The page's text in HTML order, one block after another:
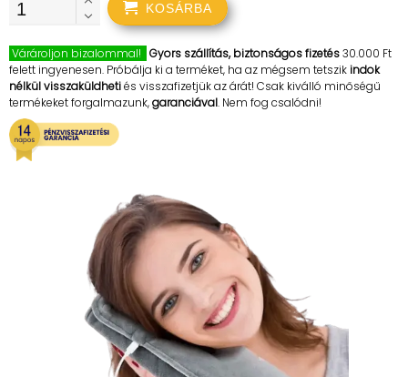
KOSÁRBA
Várároljon bizalommal! Gyors szállítás, biztonságos fizetés30.000 Ft
felett ingyenesen. Próbálja ki a terméket, ha az mégsem tetszikindok
nélkül visszaküldhetiés visszafizetjük az árát! Csak kiválló minőségű
termékeket forgalmazunk,garanciával. Nem fog csalódni!